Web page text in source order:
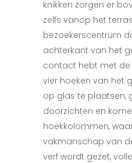
knikken zorgen er
zelfs vanop het
bezoekerscentrum
achterkant van het
contact hebt met de
vier hoeken van het
op glas te plaatsen,
doorzichten en
hoekkolommen,
vakmanschap van
verf wordt gezet,